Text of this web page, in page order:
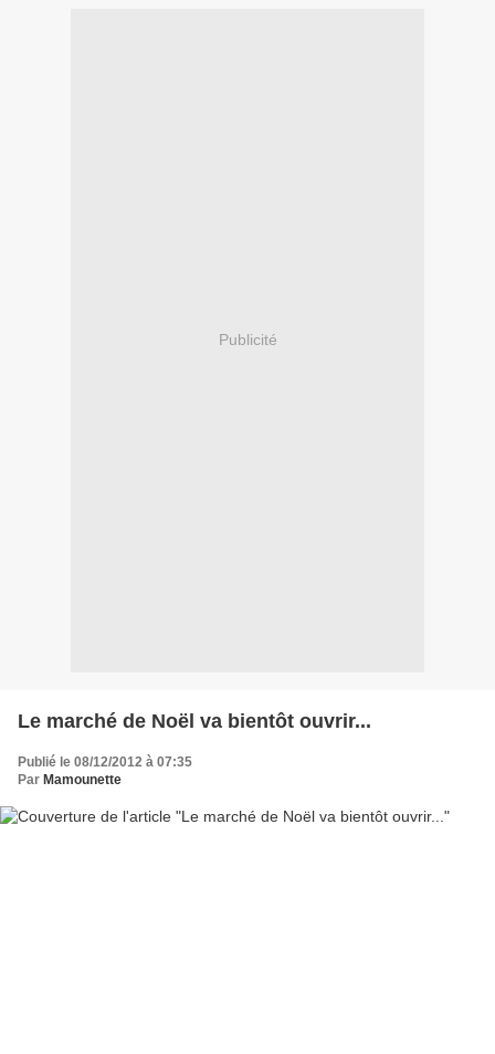
Publicité
Le marché de Noël va bientôt ouvrir...
Publié le 08/12/2012 à 07:35
Par Mamounette